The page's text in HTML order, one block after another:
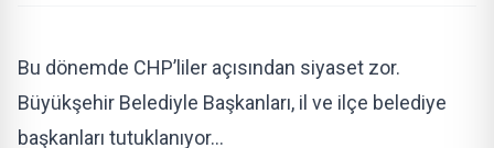
Bu dönemde CHP’liler açısından siyaset zor.
Büyükşehir Belediyle Başkanları, il ve ilçe belediye
başkanları tutuklanıyor…